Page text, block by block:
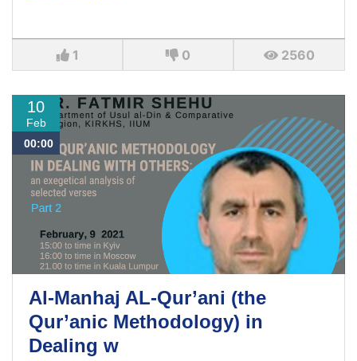
1 0 2560
10
Feb
00:00
Al-Manhaj AL-Qur’ani (the
Qur’anic Methodology) in
Dealing w